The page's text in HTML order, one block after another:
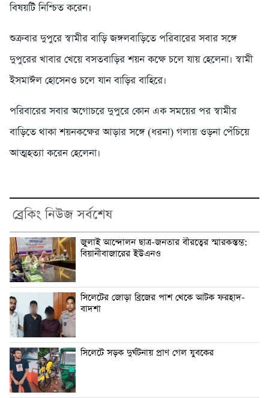
বিষয়টি নিশ্চিত করেন।
শুক্রবার দুপুরে স্বামীর বাড়ি জঙ্গলবাড়িতে পরিবারের সবার সঙ্গে
দুপুরের খাবার খেয়ে বসতবাড়ির শয়ন কক্ষে চলে যায় হেলেনা। স্বামী
ইসমাঈল হোসেনও চলে যান বাড়ির বাহিরে।
পরিবারের সবার অগোচরে দুপুরে কোন এক সময়ের পর স্বামীর
বাড়িতে থাকা শয়নকক্ষের আড়ার সঙ্গে (ধরনা) গলায় ওড়না পেঁচিয়ে
আত্মহত্যা করেন হেলেনা।
ব্রেকিং নিউজ সর্বশেষ
জুলাই আন্দোলন ছাত্র-জনতার বীরত্বের স্মারকস্তম্ভ:
বিয়ানীবাজারের ইউএনও
সিলেটের জোড়া ব্রিজের পাশ থেকে আটক ফরহাদ-
বাদশা
সিলেটে সড়ক দুর্ঘটনায় প্রাণ গেল যুবকের